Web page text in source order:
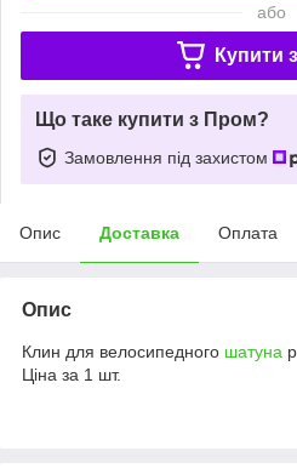
або
Купити з
Що таке купити з Пром?
Замовлення під захистом
Опис Доставка Оплата
Опис
Клин для велосипедного шатуна
Ціна за 1 шт.